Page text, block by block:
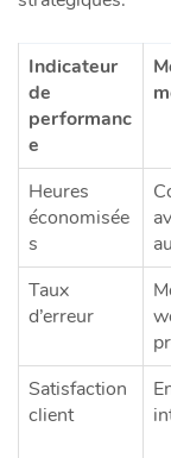
Indicateur
de
performanc
e
Heures
économisée
s
Taux
d’erreur
Satisfaction
client